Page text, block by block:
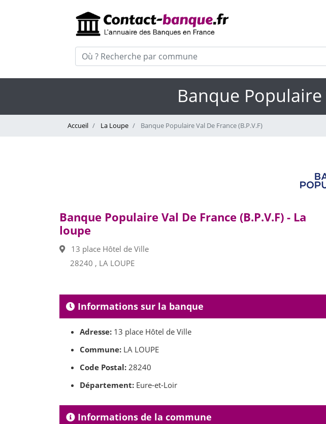
Banque Populaire
Accueil La Loupe Banque Populaire Val De France (B.P.V.F)
Banque Populaire Val De France (B.P.V.F) - La
loupe
13 place Hôtel de Ville
28240 , LA LOUPE
Informations sur la banque
Adresse: 13 place Hôtel de Ville
Commune: LA LOUPE
Code Postal: 28240
Département: Eure-et-Loir
Informations de la commune